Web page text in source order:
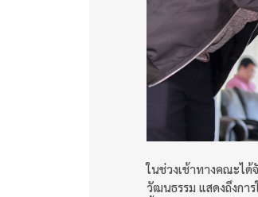
ในช่วงเช้าทางคณะไ
วัฒนธรรม แสดงถึงกา